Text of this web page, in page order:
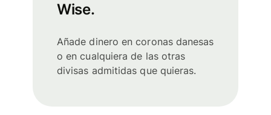
Wise.
Añade dinero en coronas danesas
o en cualquiera de las otras
divisas admitidas que quieras.